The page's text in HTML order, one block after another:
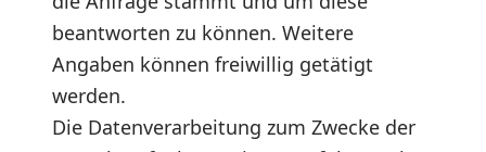
beantworten zu können. Weitere
Angaben können freiwillig getätigt
werden.
Die Datenverarbeitung zum Zwecke der